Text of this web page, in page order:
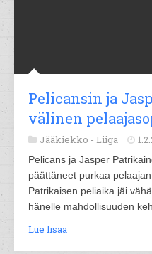
Pelicansin ja
välinen
Jääkiekko - Liiga
Pelicans ja Jasper
päättäneet purkaa
Patrikaisen peliaika jäi
hänelle mahdollisuuden
Lue lisää